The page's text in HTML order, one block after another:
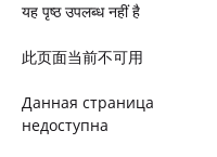
यह पृष्ठ उपलब्ध नहीं है
此页面当前不可用
Данная страница
недоступна